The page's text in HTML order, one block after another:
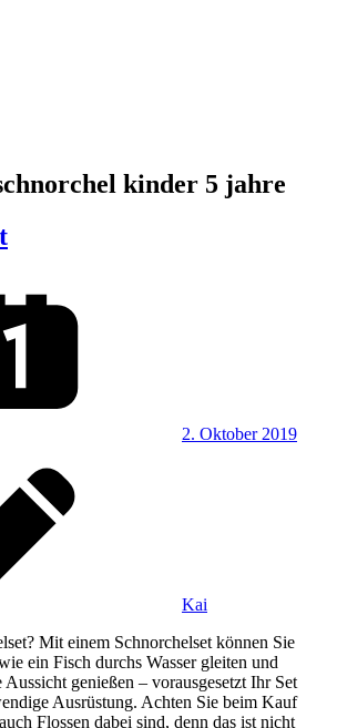
kinder 5 jahre
2. Oktober 2019
Kai
Mit einem Schnorchelset können Sie
ein Fisch durchs Wasser gleiten und
genießen – vorausgesetzt Ihr Set
Ausrüstung. Achten Sie beim Kauf
Flossen dabei sind, denn das ist nicht